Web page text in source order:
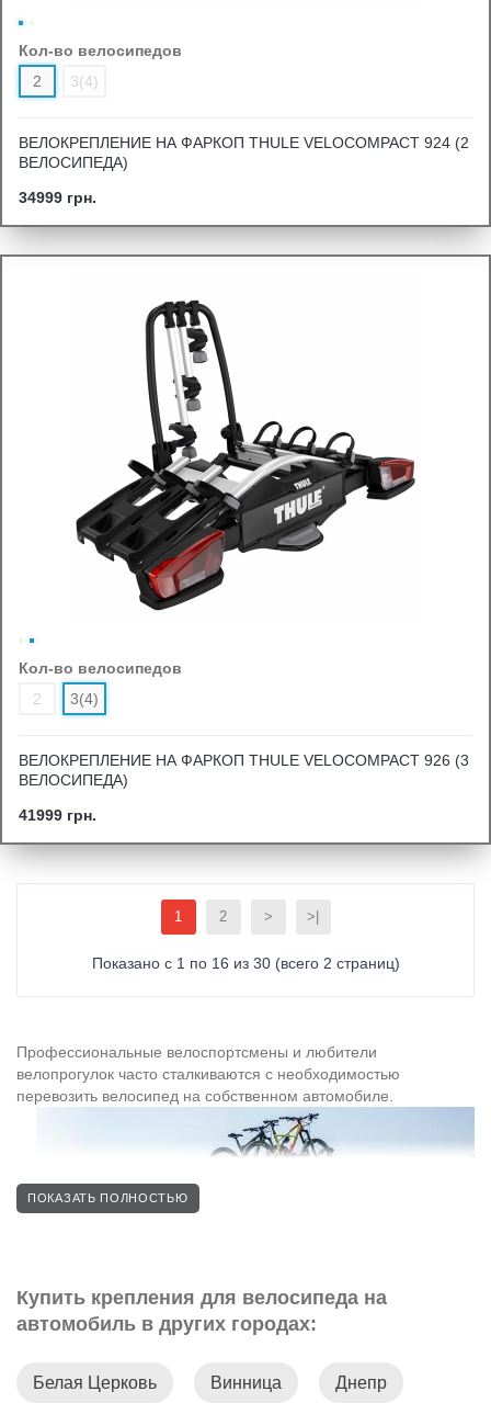
Кол-во велосипедов
2
3(4)
ВЕЛОКРЕПЛЕНИЕ НА ФАРКОП THULE VELOCOMPACT 924 (2
ВЕЛОСИПЕДА)
34999 грн.
Кол-во велосипедов
2
3(4)
ВЕЛОКРЕПЛЕНИЕ НА ФАРКОП THULE VELOCOMPACT 926 (3
ВЕЛОСИПЕДА)
41999 грн.
1 2 > >|
Показано с 1 по 16 из 30 (всего 2 страниц)
Профессиональные велоспортсмены и любители
велопрогулок часто сталкиваются с необходимостью
перевозить велосипед на собственном автомобиле.
Установив багажник для велосипеда на машину, вы можете
перевозке велосипедов.
ПОКАЗАТЬ ПОЛНОСТЬЮ
Купить крепления для велосипеда на
автомобиль в других городах:
Белая Церковь Винница Днепр